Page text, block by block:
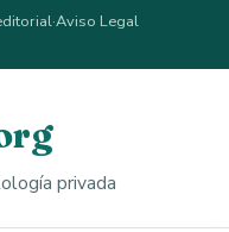
·Aviso Legal
privada